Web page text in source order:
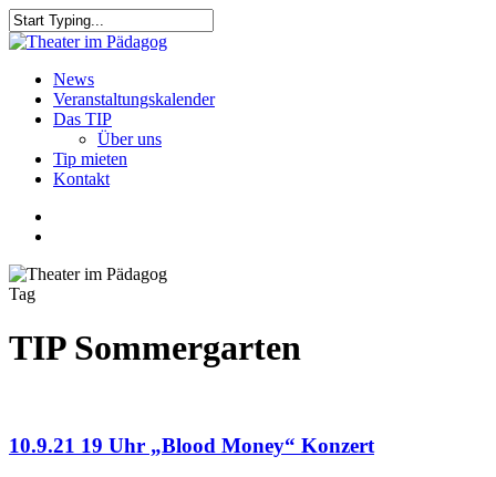
Skip
to
content
Close
search
Menu
News
Veranstaltungskalender
Das TIP
Über uns
Tip mieten
Kontakt
Tag
TIP Sommergarten
10.9.21 19 Uhr „Blood Money“ Konzert